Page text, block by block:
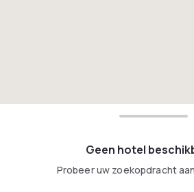
Geen hotel
Probeer uw zoekopdracht